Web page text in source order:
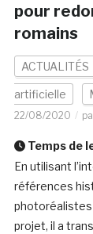
pour
romains
ACTUALITÉS
artificielle
22/08/2020
Temps de
En utilisant
références
photoréalistes
projet, il a